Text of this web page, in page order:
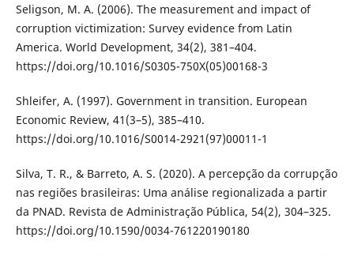
Seligson, M. A. (2006). The measurement and impact of
corruption victimization: Survey evidence from Latin
America. World Development, 34(2), 381–404.
https://doi.org/10.1016/S0305-750X(05)00168-3
Shleifer, A. (1997). Government in transition. European
Economic Review, 41(3–5), 385–410.
https://doi.org/10.1016/S0014-2921(97)00011-1
Silva, T. R., & Barreto, A. S. (2020). A percepção da corrupção
nas regiões brasileiras: Uma análise regionalizada a partir
da PNAD. Revista de Administração Pública, 54(2), 304–325.
https://doi.org/10.1590/0034-761220190180